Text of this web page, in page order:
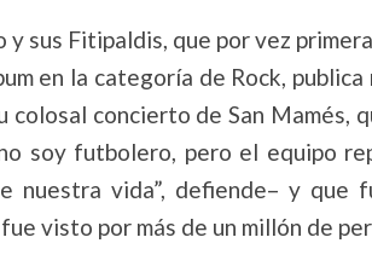
y sus Fitipaldis, que por vez
en la categoría de Rock, publica
colosal concierto de San
soy futbolero, pero el equipo
nuestra vida”, defiende– y
visto por más de un millón de